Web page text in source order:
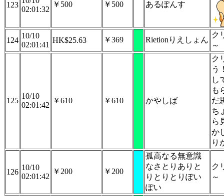
123
02:01:32
￥500 ￥500 あるぽんす
124
10/10
02:01:41
HK$25.63 ￥369 Rietionりえしょん
ク
～
125
10/10
02:01:42
￥610 ￥610 かやしば
ク
う
し
も
だ
ち
ら
か
り
126
10/10
02:01:42
￥200 ￥200
孤高なる無意識
なさとりありと
りとりとりぽい
ぽい
ク
～